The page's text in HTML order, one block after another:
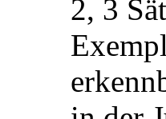
2, 3